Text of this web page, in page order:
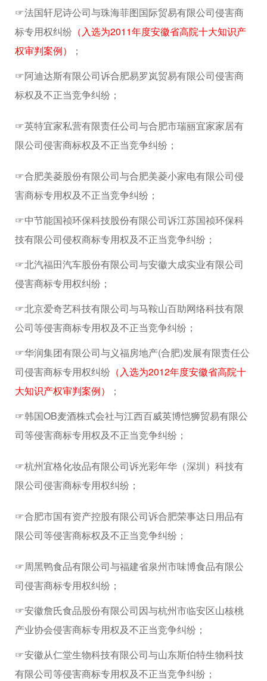
☞法国轩尼诗公司与珠海菲图国际贸易有限公司侵害商
标专用权纠纷 （入选为2011年度安徽省高院十大知识产
权审判案例）
；
☞阿迪达斯有限公司诉合肥易罗岚贸易有限公司侵害商
标权及不正当竞争纠纷；
☞英特宜家私营有限责任公司与合肥市瑞丽宜家家居有
限公司侵害商标权及不正当竞争纠纷；
☞合肥美菱股份有限公司与合肥美菱小家电有限公司侵
害商标专用权及不正当竞争纠纷；
☞中节能国祯环保科技股份有限公司诉江苏国祯环保科
技有限公司侵权商标专用权及不正当竞争纠纷；
☞北汽福田汽车股份有限公司与安徽大成实业有限公司
侵害商标专用权纠纷；
☞北京爱奇艺科技有限公司与马鞍山百助网络科技有限
公司等侵害商标专用权及不正当竞争纠纷；
☞华润集团有限公司与义福房地产(合肥)发展有限责任公
司侵害商标专用权纠纷 （入选为2012年度安徽省高院十
大知识产权审判案例）
；
☞韩国OB麦酒株式会社与江西百威英博恺狮贸易有限公
司等侵害商标专用权及不正当竞争纠纷；
☞杭州宜格化妆品有限公司诉光彩年华（深圳）科技有
限公司侵害商标专用权纠纷；
☞合肥市国有资产控股有限公司诉合肥荣事达日用品有
限公司等侵害商标权及不正当竞争纠纷；
☞周黑鸭食品有限公司与福建省泉州市味博食品有限公
司侵害商标专用权纠纷；
☞安徽詹氏食品股份有限公司因与杭州市临安区山核桃
产业协会侵害商标专用权及不正当竞争纠纷；
☞安徽从仁堂生物科技有限公司与山东斯伯特生物科技
有限公司等侵害商标专用权及不正当竞争纠纷；